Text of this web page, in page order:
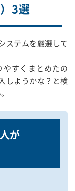
3選
ステムを厳選して
やすくまとめたの
しようかな？と検
が